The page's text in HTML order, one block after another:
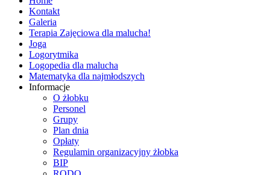
Kontakt
Galeria
Terapia Zajęciowa dla malucha!
Joga
Logorytmika
Logopedia dla malucha
Matematyka dla najmłodszych
Informacje
O żłobku
Personel
Grupy
Plan dnia
Opłaty
Regulamin organizacyjny żłobka
BIP